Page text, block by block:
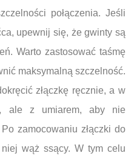
połączenia. Jeśli
upewnij się, że gwinty są
Warto zastosować taśmę
maksymalną szczelność.
złączkę ręcznie, a w
ale z umiarem, aby nie
zamocowaniu złączki do
wąż ssący. W tym celu